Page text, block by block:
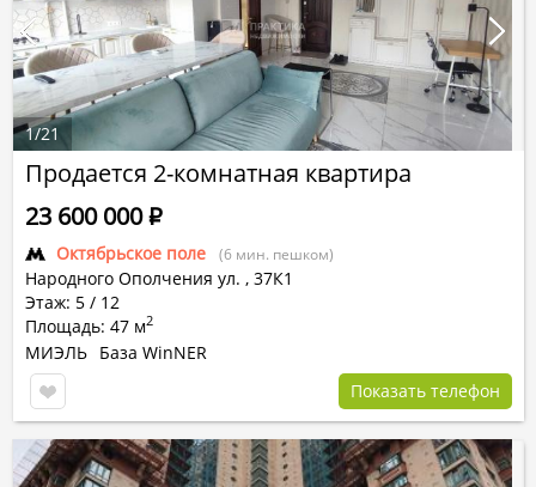
Продается 2-комнатная квартира
Октябрьское поле (6 мин. пешком)
Народного Ополчения ул. , 37К1
Этаж: 5 / 12
Площадь: 47 м2
23 600 000Р
МИЭЛЬ База WinNER
Показать телефон
1/21